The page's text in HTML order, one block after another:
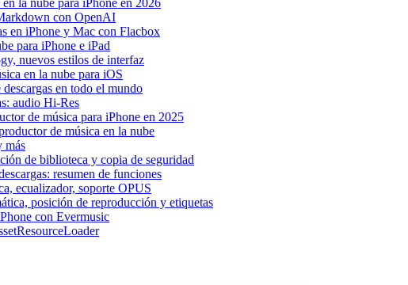
la nube para iPhone en 2026
con OpenAI
en iPhone y Mac con Flacbox
para iPhone e iPad
nuevos estilos de interfaz
en la nube para iOS
en todo el mundo
audio Hi-Res
de música para iPhone en 2025
de música en la nube
más
de biblioteca y copia de seguridad
resumen de funciones
ecualizador, soporte OPUS
posición de reproducción y etiquetas
con Evermusic